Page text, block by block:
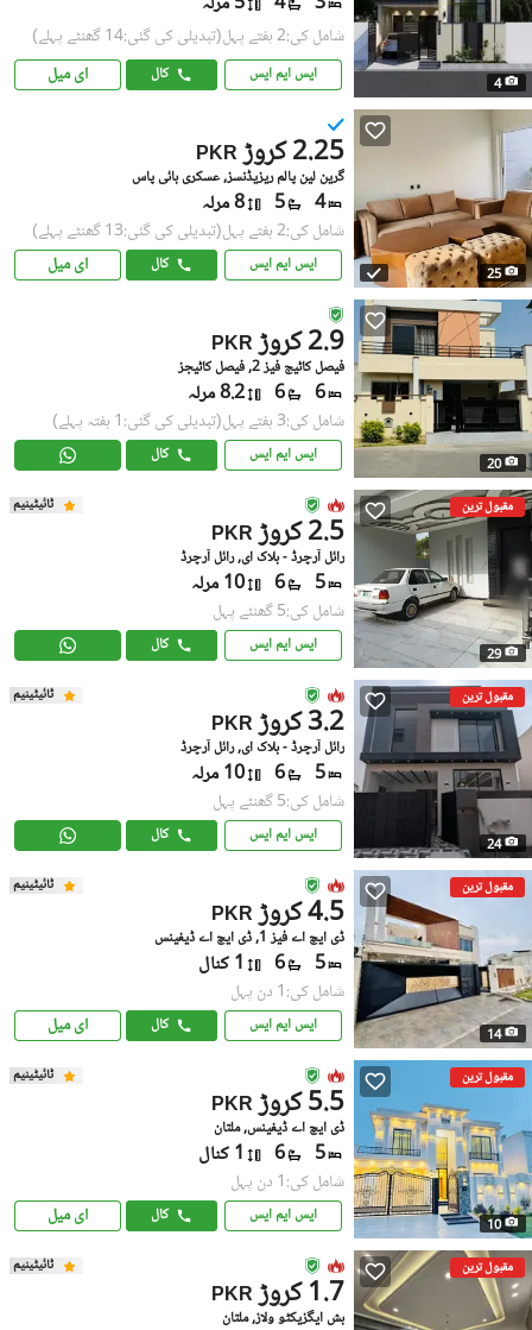
4
شامل کی:2 ہفتے پہل (تبدیلی کی گئی:14 گھنٹے پہلے)
ایس ایم ایس کال ای میل
25
PKR 2.25 کروڑ
گرین لین پالم ریزیڈنسز, عسکری بائی پاس
4
5 8 مرلہ
شامل کی:2 ہفتے پہل (تبدیلی کی گئی:13 گھنٹے پہلے)
ایس ایم ایس کال ای میل
20
PKR 2.9 کروڑ
فیصل کاٹیج فیز 2, فیصل کاٹیجز
6
6 8.2 مرلہ
شامل کی:3 ہفتے پہل (تبدیلی کی گئی:1 ہفتہ پہلے)
ایس ایم ایس کال
مقبول ترین
29
ٹائیٹینیم
PKR 2.5 کروڑ
رائل آرچرڈ - بلاک ای, رائل آرچرڈ
5
6 10 مرلہ
شامل کی:5 گھنٹے پہل
ایس ایم ایس کال
مقبول ترین
24
ٹائیٹینیم
PKR 3.2 کروڑ
رائل آرچرڈ - بلاک ای, رائل آرچرڈ
5
6 10 مرلہ
شامل کی:5 گھنٹے پہل
ایس ایم ایس کال
مقبول ترین
14
ٹائیٹینیم
PKR 4.5 کروڑ
ڈی ایچ اے فیز 1, ڈی ایچ اے ڈیفینس
5
6 1 کنال
شامل کی:1 دن پہل
ایس ایم ایس کال ای میل
مقبول ترین
10
ٹائیٹینیم
PKR 5.5 کروڑ
ڈی ایچ اے ڈیفینس, ملتان
5
6 1 کنال
شامل کی:1 دن پہل
ایس ایم ایس کال ای میل
مقبول ترین ٹائیٹینیم
PKR 1.7 کروڑ
بش ایگزیکٹو ولاز, ملتان